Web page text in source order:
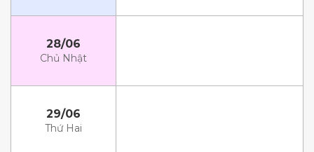
28/06
Chủ Nhật
29/06
Thứ Hai